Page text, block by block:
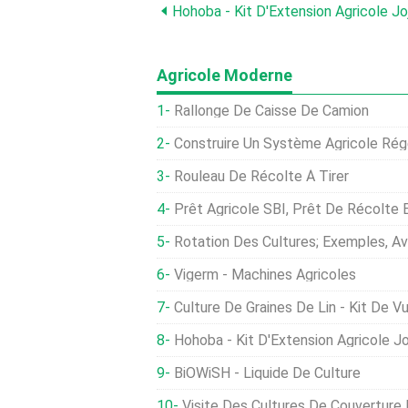
Hohoba - Kit D'Extension Agricole
Agricole Moderne
Rallonge De Caisse De Camion
Construire Un Système Agricole
Rouleau De Récolte À Tirer
Prêt Agricole SBI, Prêt De Récolte
Rotation Des Cultures; Exemples,
Vigerm - Machines Agricoles
Culture De Graines De Lin - Kit De
Hohoba - Kit D'Extension Agricole
BiOWiSH - Liquide De Culture